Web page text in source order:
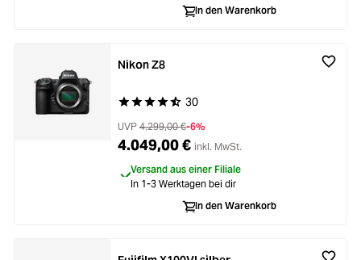
In den Warenkorb
Durchschnittliche Bewertung von 4.9 von 5
30
Nikon Z8
UVP 4.299,00 €-6%
4.049,00 € inkl. MwSt.
Versand aus einer Filiale
In 1-3 Werktagen bei dir
In den Warenkorb